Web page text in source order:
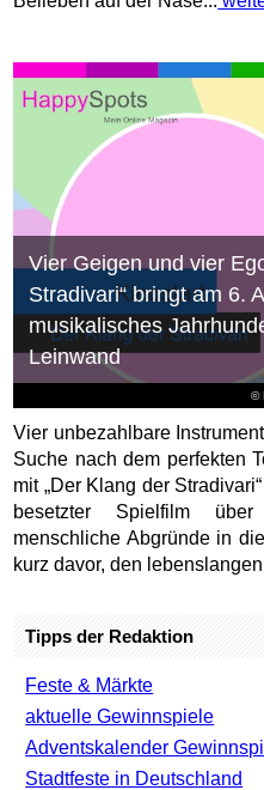
©
Vier Geigen und vier
Stradivari“ bringt am 6.
musikalisches
Leinwand
Vier unbezahlbare
Suche nach dem perfekten
mit „Der Klang der
besetzter Spielfilm
menschliche Abgründe in
kurz davor, den
Tipps der Redaktion
Feste & Märkte
aktuelle Gewinnspiele
Adventskalender
Stadtfeste in Deutschland